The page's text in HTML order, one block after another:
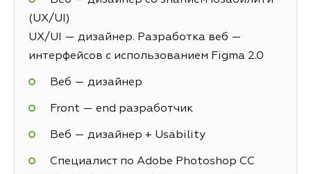
(UX/UI)
UX/UI — дизайнер. Разработка веб —
интерфейсов с использованием Figma 2.0
Веб — дизайнер
Front — end разработчик
Веб — дизайнер + Usability
Специалист по Adobe Photoshop СС